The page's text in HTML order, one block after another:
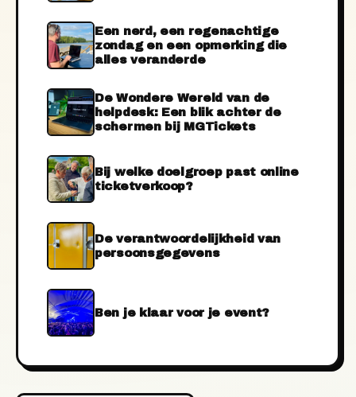
Een nerd, een regenachtige
zondag en een opmerking die
alles veranderde
De Wondere Wereld van de
helpdesk: Een blik achter de
schermen bij MGTickets
Bij welke doelgroep past online
ticketverkoop?
De verantwoordelijkheid van
persoonsgegevens
Ben je klaar voor je event?